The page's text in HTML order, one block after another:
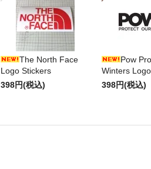
The North Face
Logo Stickers
398円(税込)
Pow
Winters
398円(税込)